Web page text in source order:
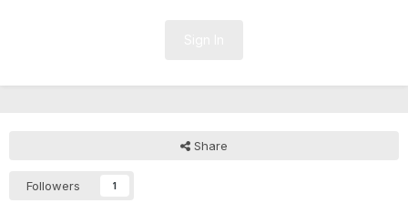
Share
Followers 1